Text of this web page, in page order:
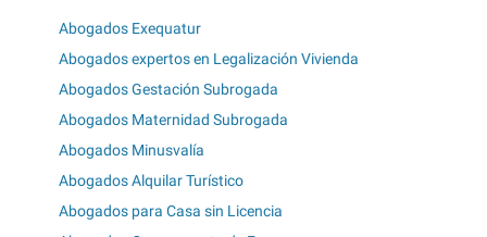
Abogados Exequatur
Abogados expertos en Legalización Vivienda
Abogados Gestación Subrogada
Abogados Maternidad Subrogada
Abogados Minusvalía
Abogados Alquilar Turístico
Abogados para Casa sin Licencia